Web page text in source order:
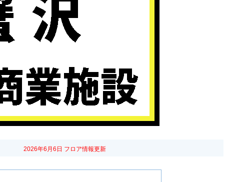
2026年6月6日 フロア情報更新